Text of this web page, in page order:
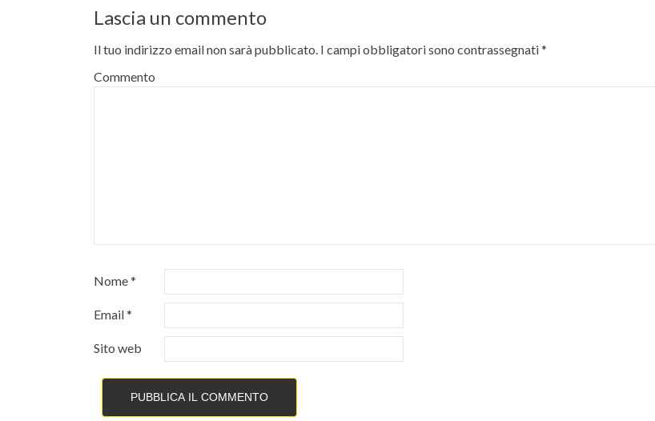
Lascia un commento
Il tuo indirizzo email non sarà pubblicato. I campi obbligatori sono contrassegnati*
Commento
Nome*
Email*
Sito web